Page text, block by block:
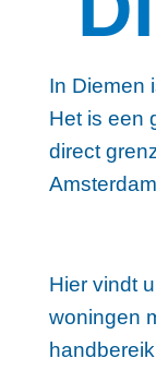
In Diemen
Het is een
direct
Hier vindt
woningen